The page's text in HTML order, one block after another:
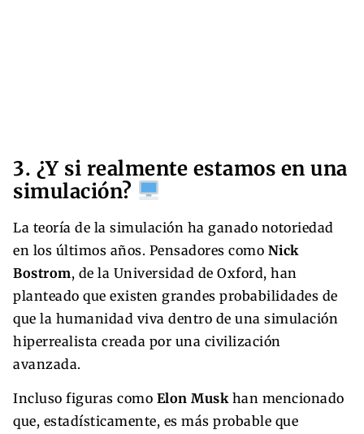
3. ¿Y si realmente estamos en una
simulación?
La teoría de la simulación ha ganado notoriedad
en los últimos años. Pensadores como Nick
Bostrom, de la Universidad de Oxford, han
planteado que existen grandes probabilidades de
que la humanidad viva dentro de una simulación
hiperrealista creada por una civilización
avanzada.
Incluso figuras como Elon Musk han mencionado
que, estadísticamente, es más probable que